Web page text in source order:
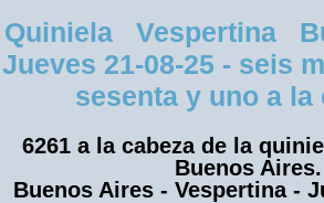
Quiniela Vespertina
Jueves 21-08-25 - seis
sesenta y uno a la
6261 a la cabeza de la
Buenos Aires.
Buenos Aires - Vespertina -